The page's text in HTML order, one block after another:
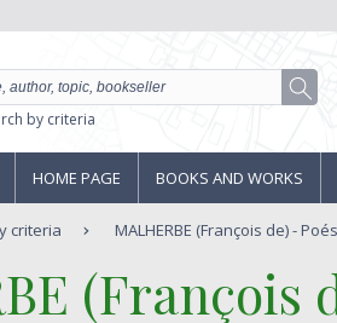
by criteria
HOME PAGE BOOKS AND WORKS
criteria MALHERBE (François de) -
(François